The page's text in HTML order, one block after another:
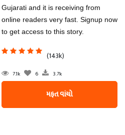
Gujarati and it is receiving from
online readers very fast. Signup now
to get access to this story.
(143k)
7.1k 6 3.7k
મફત વાંચો